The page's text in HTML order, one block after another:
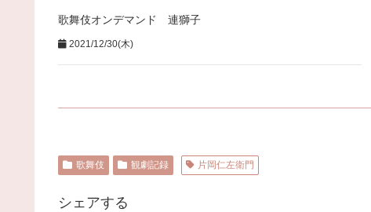
歌舞伎オンデマンド 連獅子
2021/12/30(木)
歌舞伎 観劇記録 片岡仁左衛門
シェアする